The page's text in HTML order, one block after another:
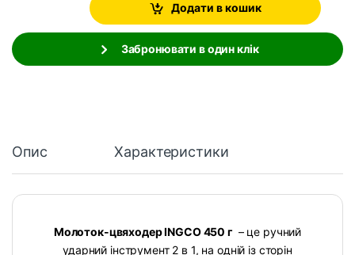
Додати в кошик
Забронювати в один клік
Опис Характеристики
Молоток-цвяходер INGCO 450 г – це ручний
ударний інструмент 2 в 1, на одній із сторін